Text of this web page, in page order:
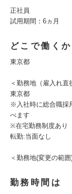
正社員
試用期間：6ヵ月
どこで働くか
東京都
＜勤務地（雇入れ直
東京都
※入社時に総合職採
べます
※在宅勤務制度あり
転勤:当面なし
＜勤務地(変更の範囲
勤務時間は